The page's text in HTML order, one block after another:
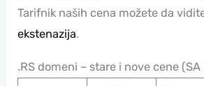
Tarifnik naših cena možete da
ekstenazija.
.RS domeni – stare i nove cene (SA